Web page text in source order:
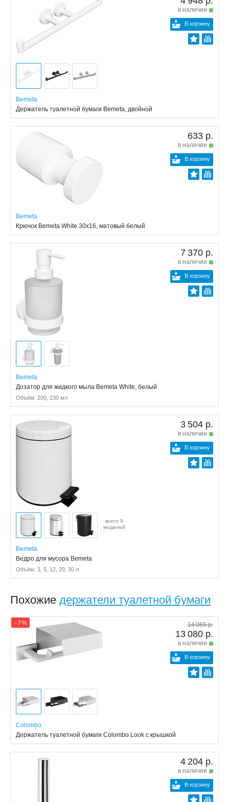
в наличии
В корзину
Bemeta
Держатель туалетной бумаги Bemeta, двойной
633 р.
в наличии
В корзину
Bemeta
Крючок Bemeta White 30x16, матовый белый
7 370 р.
в наличии
В корзину
Bemeta
Дозатор для жидкого мыла Bemeta White, белый
Объём: 200, 230 мл
3 504 р.
в наличии
В корзину
всего 9
моделей
Bemeta
Ведро для мусора Bemeta
Объём: 3, 5, 12, 20, 30 л
Похожие держатели туалетной бумаги
− 7 % 14 065 р.
13 080 р.
в наличии
В корзину
Colombo
Держатель туалетной бумаги Colombo Look с крышкой
4 204 р.
в наличии
В корзину